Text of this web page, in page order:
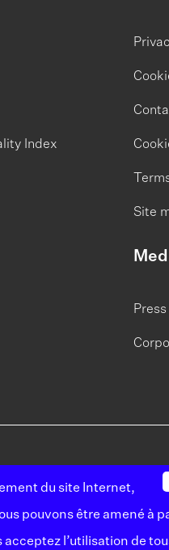
Index
Site
Données
du site Internet,
pouvons être amené à
acceptez l’utilisation de